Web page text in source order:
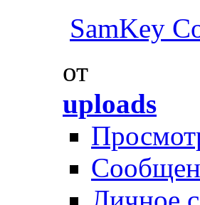
SamKey
от
uploads